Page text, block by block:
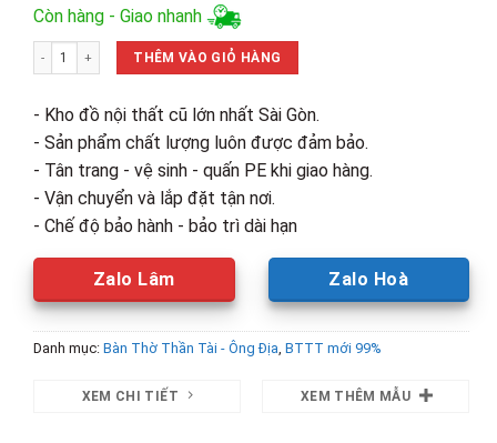
là:
2,790,000₫.
Còn hàng - Giao nhanh
Bàn Thờ Ông Địa - Thần Tài Mới 99% số lượng
THÊM VÀO GIỎ HÀNG
- Kho đồ nội thất cũ lớn nhất Sài Gòn.
- Sản phẩm chất lượng luôn được đảm bảo.
- Tân trang - vệ sinh - quấn PE khi giao hàng.
- Vận chuyển và lắp đặt tận nơi.
- Chế độ bảo hành - bảo trì dài hạn
Zalo Lâm Zalo Hoà
Danh mục: Bàn Thờ Thần Tài - Ông Địa, BTTT mới 99%
XEM CHI TIẾT XEM THÊM MẪU